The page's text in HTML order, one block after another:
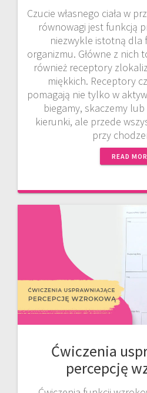
Czucie własnego ciała w
równowagi jest funkcją
niezwykle istotną dla
organizmu. Główne z nich
również receptory
miękkich. Receptory
pomagają nie tylko w
biegamy, skaczemy
kierunki, ale przede
przy
READ
Ćwiczenia
percepcję